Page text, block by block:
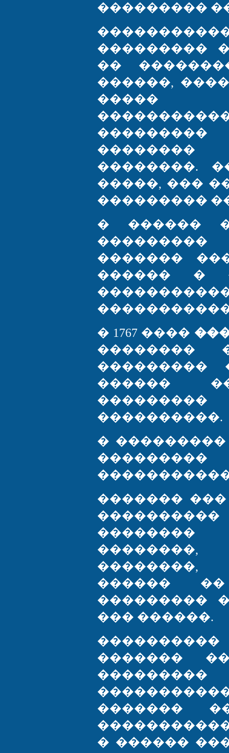
���������
���������
��
������,
�����
��������.
�����, ���
���������
� ������
�������
������ �
� 1767 ����
��������
���������
������
����������.
�
�������
������
���������
��� ������.
�������
�������
� ������